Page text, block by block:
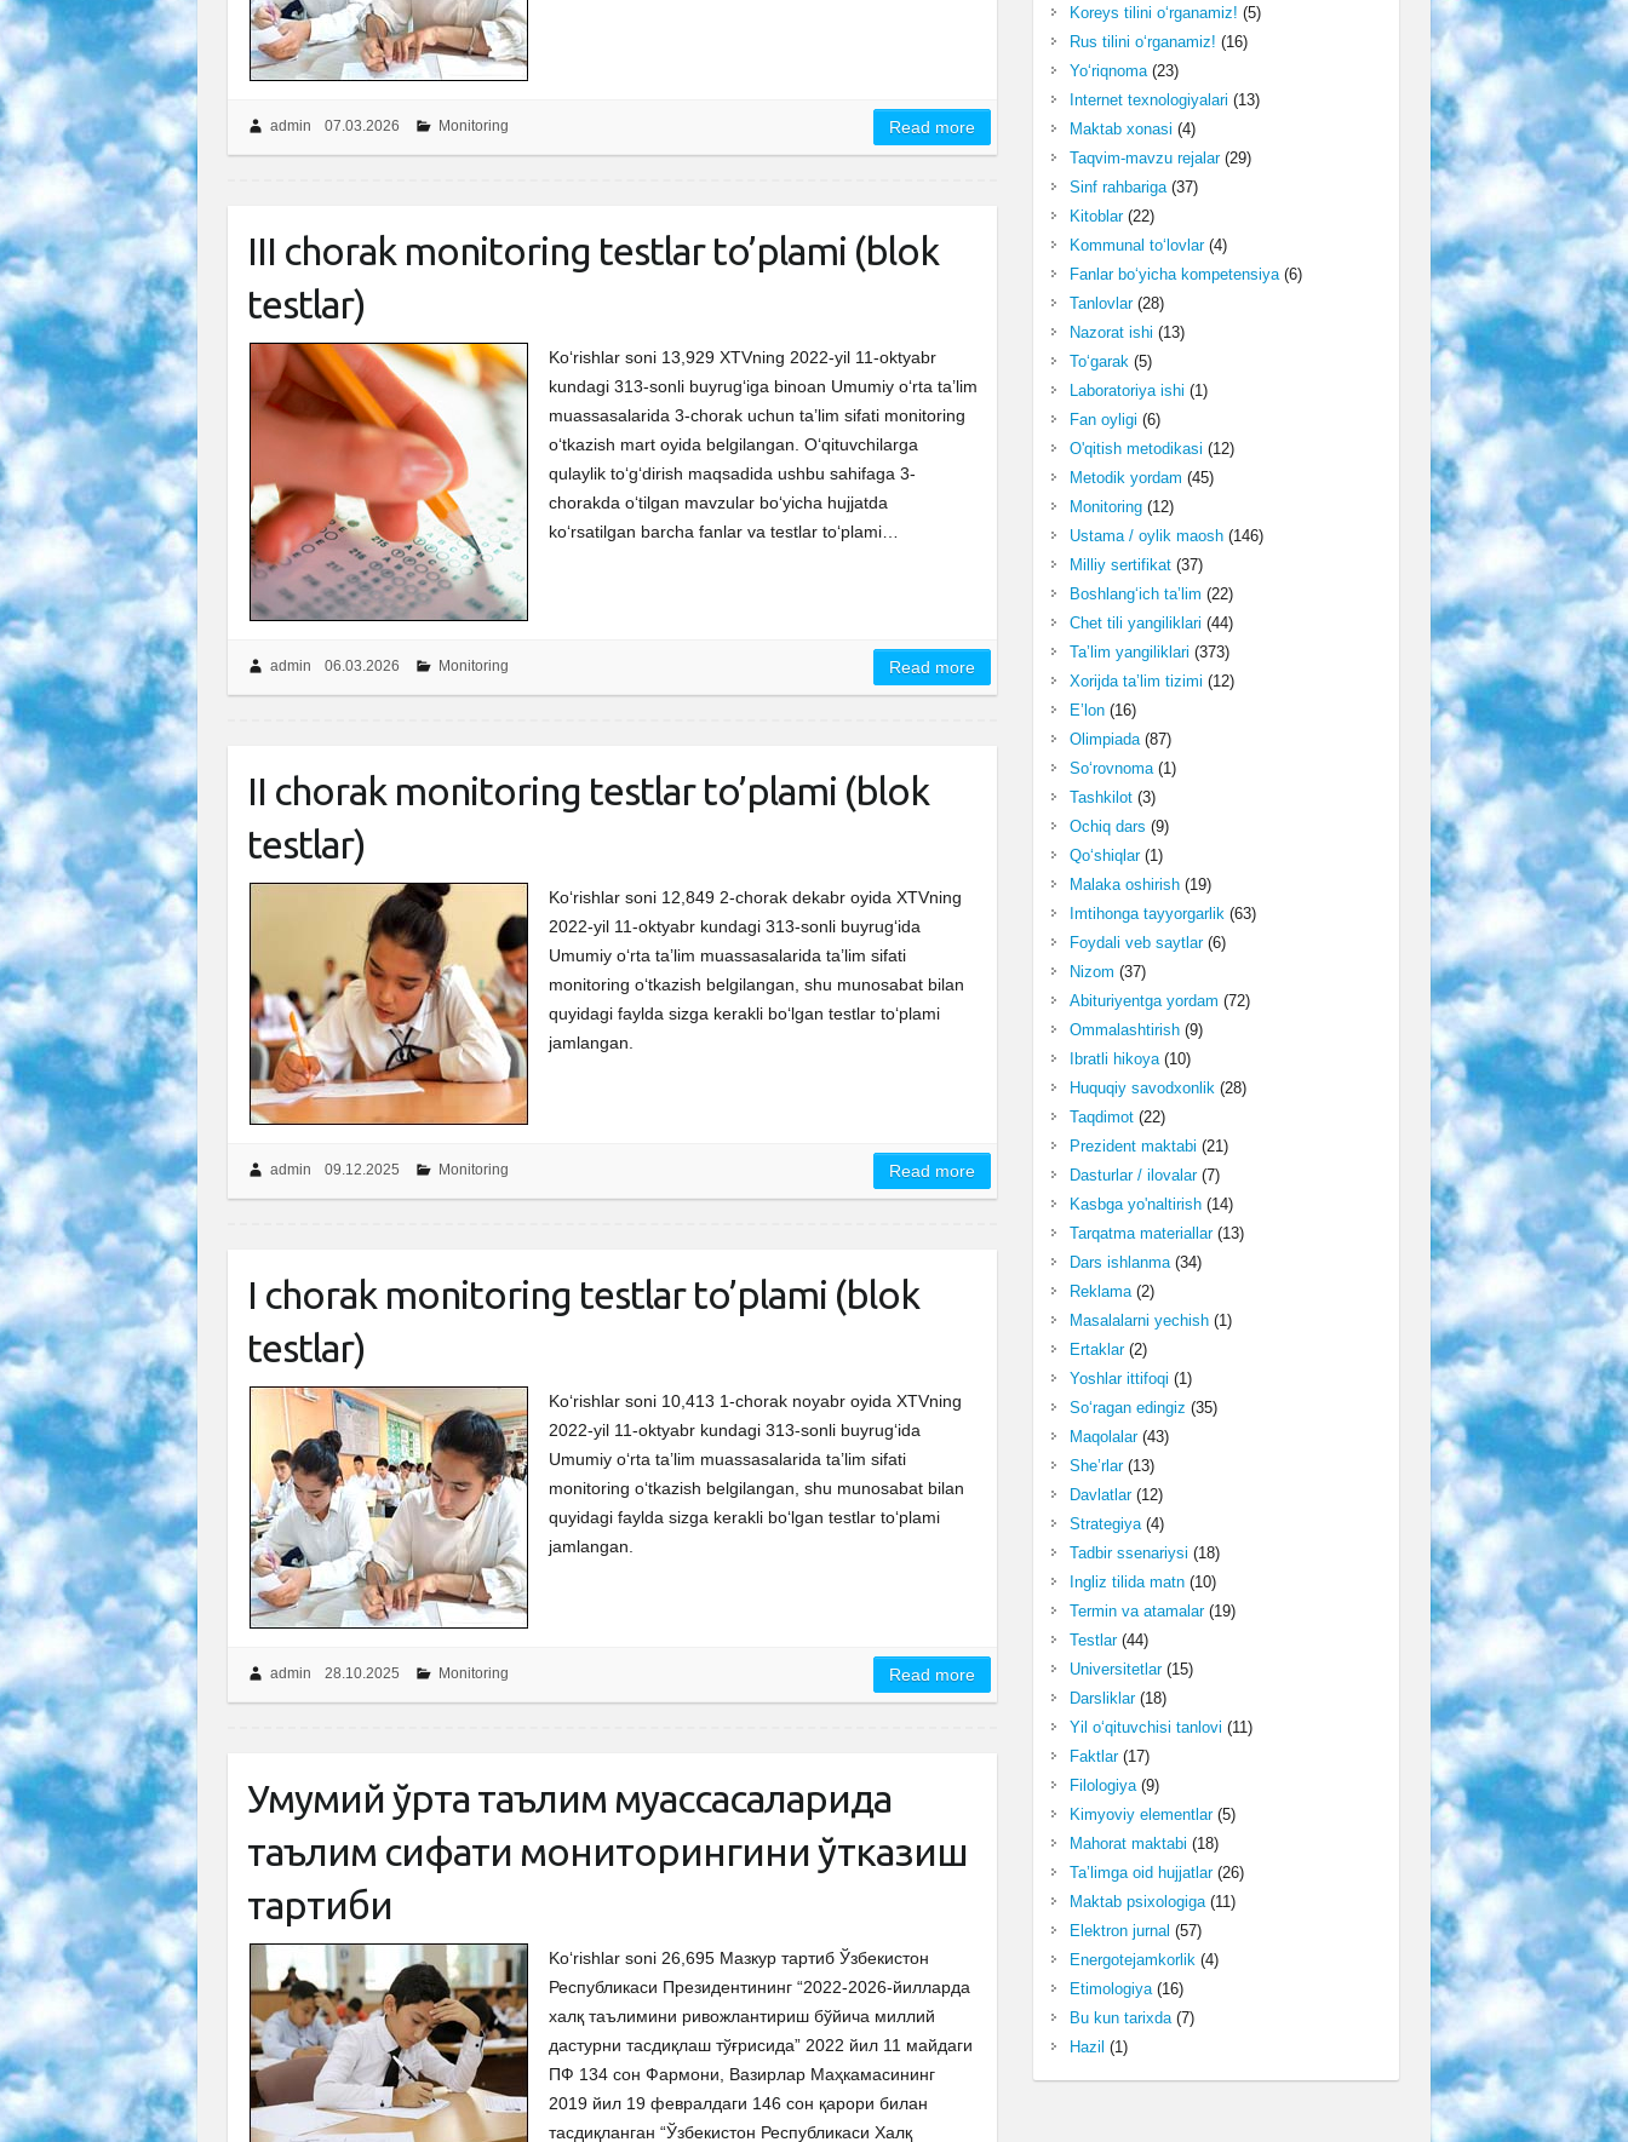
admin 07.03.2026 Monitoring Read more
III chorak monitoring testlar to’plami (blok
testlar)
Ko‘rishlar soni 13,929 XTVning 2022-yil 11-oktyabr
kundagi 313-sonli buyrugʻiga binoan Umumiy oʻrta ta’lim
muassasalarida 3-chorak uchun ta’lim sifati monitoring
oʻtkazish mart oyida belgilangan. Oʻqituvchilarga
qulaylik toʻgʻdirish maqsadida ushbu sahifaga 3-
chorakda oʻtilgan mavzular boʻyicha hujjatda
koʻrsatilgan barcha fanlar va testlar toʻplami…
admin 06.03.2026 Monitoring Read more
II chorak monitoring testlar to’plami (blok
testlar)
Ko‘rishlar soni 12,849 2-chorak dekabr oyida XTVning
2022-yil 11-oktyabr kundagi 313-sonli buyrugʻida
Umumiy oʻrta ta’lim muassasalarida ta’lim sifati
monitoring oʻtkazish belgilangan, shu munosabat bilan
quyidagi faylda sizga kerakli boʻlgan testlar toʻplami
jamlangan.
admin 09.12.2025 Monitoring Read more
I chorak monitoring testlar to’plami (blok
testlar)
Ko‘rishlar soni 10,413 1-chorak noyabr oyida XTVning
2022-yil 11-oktyabr kundagi 313-sonli buyrugʻida
Umumiy oʻrta ta’lim muassasalarida ta’lim sifati
monitoring oʻtkazish belgilangan, shu munosabat bilan
quyidagi faylda sizga kerakli boʻlgan testlar toʻplami
jamlangan.
admin 28.10.2025 Monitoring Read more
Умумий ўрта таълим муассасаларида
таълим сифати мониторингини ўтказиш
тартиби
Ko‘rishlar soni 26,695 Мазкур тартиб Ўзбекистон
Республикаси Президентининг “2022-2026-йилларда
халқ таълимини ривожлантириш бўйича миллий
дастурни тасдиқлаш тўғрисида” 2022 йил 11 майдаги
ПФ 134 сон Фармони, Вазирлар Маҳкамасининг
2019 йил 19 февралдаги 146 сон қарори билан
тасдиқланган “Ўзбекистон Республикаси Халқ
Koreys tilini o‘rganamiz! (5)
Rus tilini o‘rganamiz! (16)
Yo‘riqnoma(23)
Internet texnologiyalari (13)
Maktab xonasi (4)
Taqvim-mavzu rejalar(29)
Sinf rahbariga(37)
Kitoblar(22)
Kommunal to‘lovlar(4)
Fanlar bo‘yicha kompetensiya(6)
Tanlovlar(28)
Nazorat ishi (13)
To‘garak(5)
Laboratoriya ishi (1)
Fan oyligi (6)
O'qitish metodikasi (12)
Metodik yordam (45)
Monitoring(12)
Ustama / oylik maosh(146)
Milliy sertifikat(37)
Boshlang‘ich ta’lim (22)
Chet tili yangiliklari (44)
Ta’lim yangiliklari (373)
Xorijda ta’lim tizimi (12)
E’lon(16)
Olimpiada(87)
So‘rovnoma(1)
Tashkilot(3)
Ochiq dars (9)
Qo‘shiqlar(1)
Malaka oshirish(19)
Imtihonga tayyorgarlik(63)
Foydali veb saytlar(6)
Nizom (37)
Abituriyentga yordam (72)
Ommalashtirish(9)
Ibratli hikoya(10)
Huquqiy savodxonlik(28)
Taqdimot(22)
Prezident maktabi (21)
Dasturlar / ilovalar(7)
Kasbga yo'naltirish(14)
Tarqatma materiallar(13)
Dars ishlanma(34)
Reklama(2)
Masalalarni yechish(1)
Ertaklar(2)
Yoshlar ittifoqi (1)
So‘ragan edingiz (35)
Maqolalar(43)
She’rlar(13)
Davlatlar(12)
Strategiya(4)
Tadbir ssenariysi (18)
Ingliz tilida matn(10)
Termin va atamalar(19)
Testlar(44)
Universitetlar(15)
Darsliklar(18)
Yil o‘qituvchisi tanlovi (11)
Faktlar(17)
Filologiya(9)
Kimyoviy elementlar(5)
Mahorat maktabi (18)
Ta’limga oid hujjatlar(26)
Maktab psixologiga(11)
Elektron jurnal (57)
Energotejamkorlik(4)
Etimologiya(16)
Bu kun tarixda(7)
Hazil (1)